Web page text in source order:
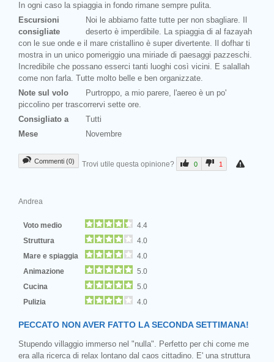
In ogni caso la spiaggia in fondo rimane sempre pulita.
Escursioni
consigliate
Noi le abbiamo fatte tutte per non sbagliare. Il
deserto è imperdibile. La spiaggia di al fazayah
con le sue onde e il mare cristallino è super divertente. Il dofhar ti
mostra in un unico pomeriggio una miriade di paesaggi pazzeschi.
Incredibile che possano esserci tanti luoghi così vicini. E salallah
come non farla. Tutte molto belle e ben organizzate.
Note sul volo
Purtroppo, a mio parere, l'aereo è un po'
piccolino per trascorrervi sette ore.
Consigliato a
Tutti
Mese
Novembre
Commenti (0) Trovi utile questa opinione? 0 1
Andrea
Voto medio
4.4
Struttura
4.0
Mare e spiaggia
4.0
Animazione
5.0
Cucina
5.0
Pulizia
4.0
PECCATO NON AVER FATTO LA SECONDA SETTIMANA!
Stupendo villaggio immerso nel "nulla". Perfetto per chi come me
era alla ricerca di relax lontano dal caos cittadino. E' una struttura